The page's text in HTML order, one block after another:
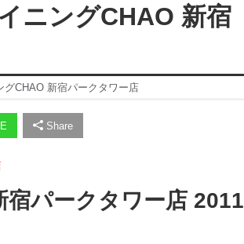
ニングCHAO 新宿
CHAO 新宿パークタワー店
Share
パークタワー店 2011